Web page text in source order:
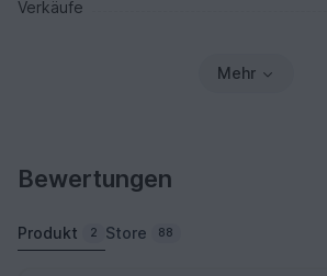
Verkäufe
Mehr
Bewertungen
Produkt 2 Store 88